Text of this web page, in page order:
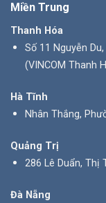
Miền Trung
Thanh Hóa
Số 11 Nguyễn
(VINCOM Thanh
Hà Tĩnh
Nhân Thắng,
Quảng Trị
286 Lê Duẩn, Thị
Đà Nẵng